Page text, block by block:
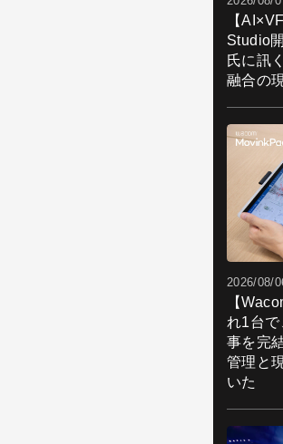
【
Studio
氏に訊
融合の
2026/08/
【
れ1台
事を完
管理と
いた